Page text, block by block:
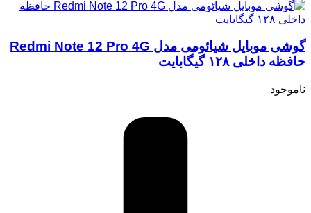
گوشی موبایل شیائومی مدل Redmi Note 12 Pro 4G
حافظه داخلی ۱۲۸ گیگابایت
ناموجود